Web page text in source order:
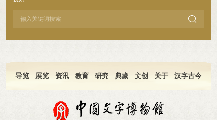

导览 展览 资讯 教育 研究 典藏 文创 关于 汉字古今